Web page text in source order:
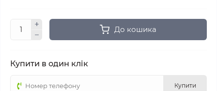
До кошика
Купити в один клік
Купити